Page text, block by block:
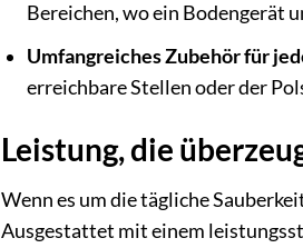
Bereichen, wo ein Bodengerät
Umfangreiches Zubehör für
erreichbare Stellen oder der
Leistung, die
Wenn es um die tägliche
Ausgestattet mit einem